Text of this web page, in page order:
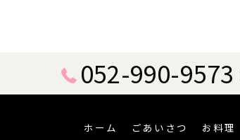
052-990-9573
ホーム ごあいさつ お料理